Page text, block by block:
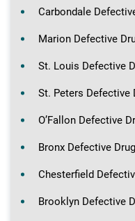
Carbondale
Marion Defective
St. Louis Defective
St. Peters Defective
O’Fallon Defective
Bronx Defective
Chesterfield
Brooklyn Defective